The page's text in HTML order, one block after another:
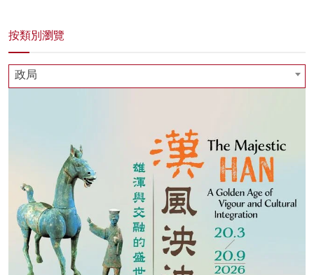
按類別瀏覽
政局